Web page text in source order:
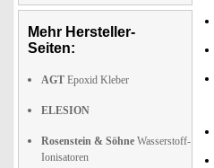
Mehr Hersteller-
Seiten:
AGT Epoxid Kleber
ELESION
Rosenstein & Söhne Wasserstoff-
Ionisatoren